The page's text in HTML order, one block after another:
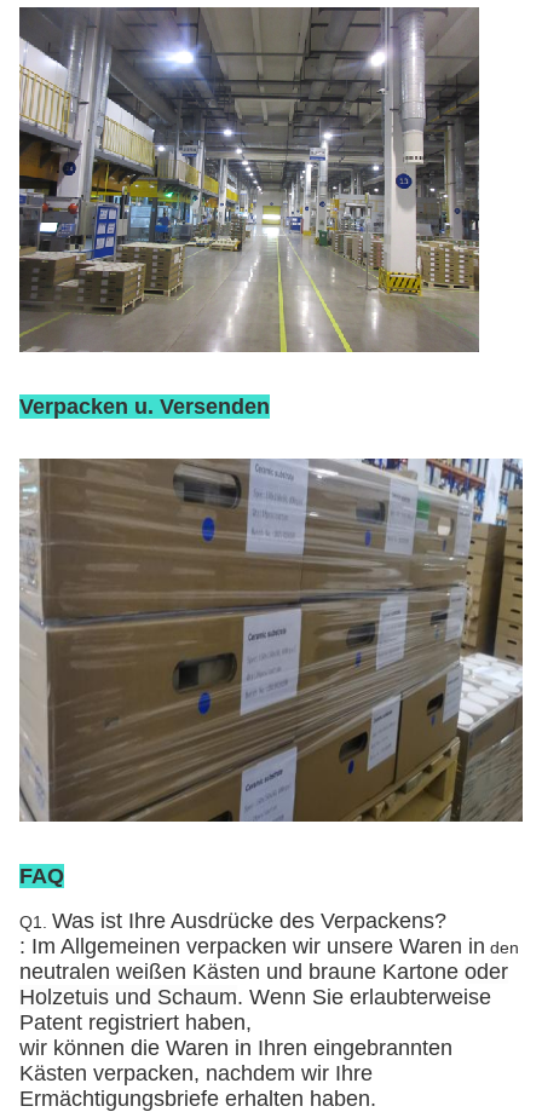
Verpacken u. Versenden
FAQ
Q1. Was ist Ihre Ausdrücke des Verpackens?
: Im Allgemeinen verpacken wir unsere Waren in den
neutralen weißen Kästen und braune Kartone oder
Holzetuis und Schaum. Wenn Sie erlaubterweise
Patent registriert haben,
wir können die Waren in Ihren eingebrannten
Kästen verpacken, nachdem wir Ihre
Ermächtigungsbriefe erhalten haben.